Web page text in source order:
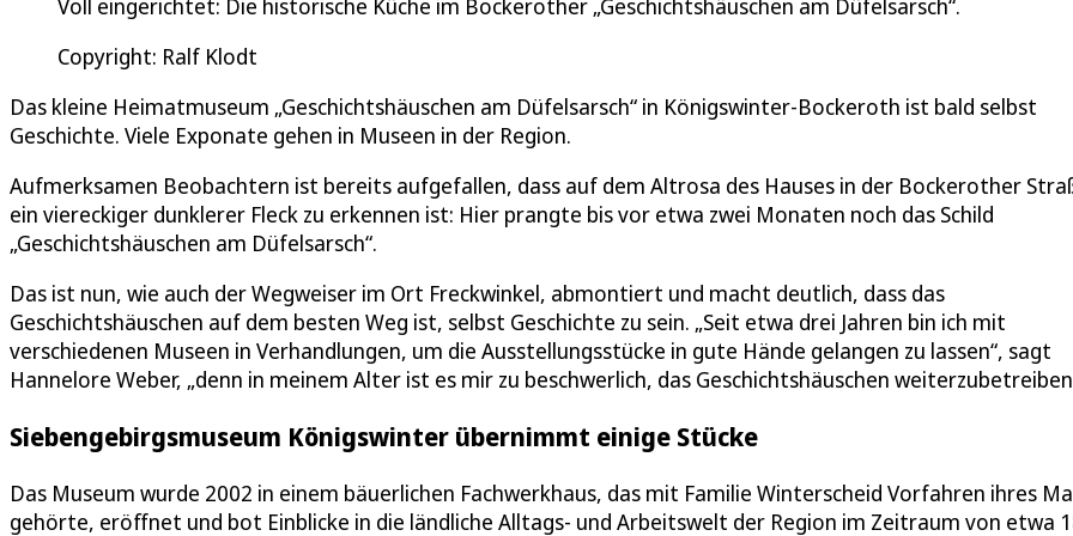
Voll eingerichtet: Die historische Küche im Bockerother „Geschichtshäuschen am Düfelsarsch“.
Copyright: Ralf Klodt
Das kleine Heimatmuseum „Geschichtshäuschen am Düfelsarsch“ in Königswinter-Bockeroth ist bald selbst
Geschichte. Viele Exponate gehen in Museen in der Region.
Aufmerksamen Beobachtern ist bereits aufgefallen, dass auf dem Altrosa des Hauses in der Bockerother
ein viereckiger dunklerer Fleck zu erkennen ist: Hier prangte bis vor etwa zwei Monaten noch das Schild
„Geschichtshäuschen am Düfelsarsch“.
Das ist nun, wie auch der Wegweiser im Ort Freckwinkel, abmontiert und macht deutlich, dass das
Geschichtshäuschen auf dem besten Weg ist, selbst Geschichte zu sein. „Seit etwa drei Jahren bin ich mit
verschiedenen Museen in Verhandlungen, um die Ausstellungsstücke in gute Hände gelangen zu lassen“, sagt
Hannelore Weber, „denn in meinem Alter ist es mir zu beschwerlich, das Geschichtshäuschen
Siebengebirgsmuseum Königswinter übernimmt einige Stücke
Das Museum wurde 2002 in einem bäuerlichen Fachwerkhaus, das mit Familie Winterscheid Vorfahren ihres
gehörte, eröffnet und bot Einblicke in die ländliche Alltags- und Arbeitswelt der Region im Zeitraum von etwa